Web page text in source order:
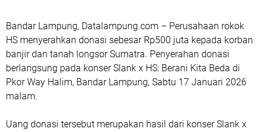
Bandar Lampung, Datalampung.com – Perusahaan rokok
HS menyerahkan donasi sebesar Rp500 juta kepada korban
banjir dan tanah longsor Sumatra. Penyerahan donasi
berlangsung pada konser Slank x HS: Berani Kita Beda di
Pkor Way Halim, Bandar Lampung, Sabtu 17 Januari 2026
malam.
Uang donasi tersebut merupakan hasil dari konser Slank x